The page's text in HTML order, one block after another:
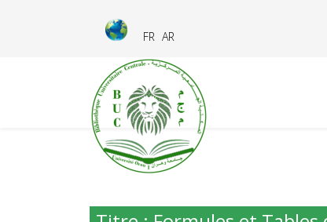
FR AR